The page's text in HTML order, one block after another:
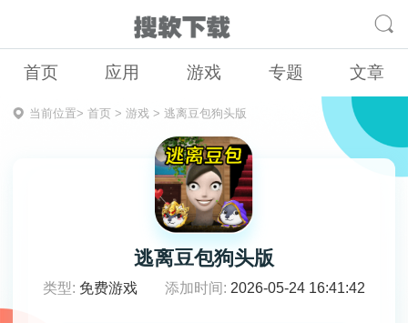
首页 应用 游戏 专题 文章
当前位置> 首页> 游戏> 逃离豆包狗头版
逃离豆包狗头版
类型: 免费游戏 添加时间: 2026-05-24 16:41:42